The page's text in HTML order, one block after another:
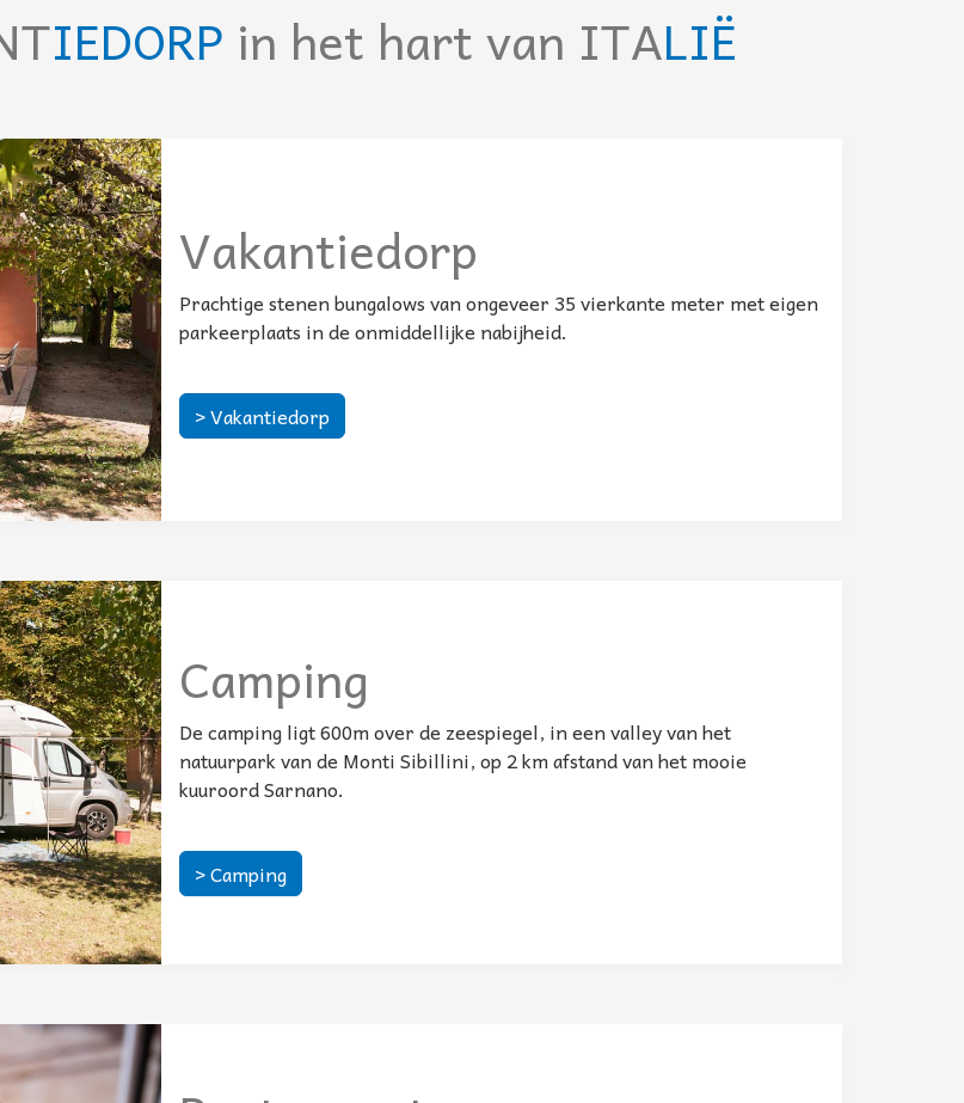
IEDORP in het hart van ITALIË
Vakantiedorp
Prachtige stenen bungalows van ongeveer 35 vierkante meter met eigen
parkeerplaats in de onmiddellijke nabijheid.
> Vakantiedorp
Camping
De camping ligt 600m over de zeespiegel, in een valley van het
natuurpark van de Monti Sibillini, op 2 km afstand van het mooie
kuuroord Sarnano.
> Camping